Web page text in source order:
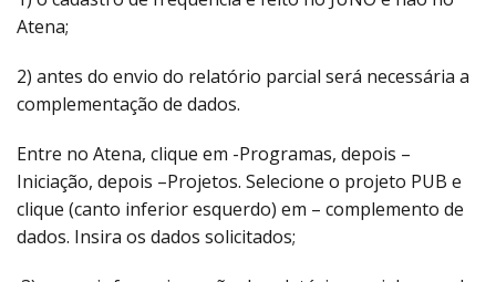
Atena;
2) antes do envio do relatório parcial será necessária a
complementação de dados.
Entre no Atena, clique em -Programas, depois –
Iniciação, depois –Projetos. Selecione o projeto PUB e
clique (canto inferior esquerdo) em – complemento de
dados. Insira os dados solicitados;